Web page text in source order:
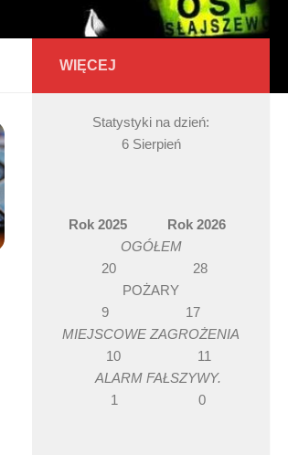
WIĘCEJ
Statystyki na dzień:
6 Sierpień
Rok 2025 Rok 2026
OGÓŁEM
20 28
POŻARY
9 17
MIEJSCOWE ZAGROŻENIA
10 11
ALARM FAŁSZYWY.
1 0